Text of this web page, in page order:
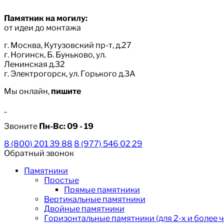
Памятник на могилу:
от идеи до монтажа
г. Москва, Кутузовский пр-т, д.27
г. Ногинск, Б. Буньково, ул.
Ленинская д.32
г. Электрогорск, ул. Горького д.3А
Мы онлайн, пишите
Звоните Пн-Вс:09 - 19
8 (800) 201 39 88 8 (977) 546 02 29
Обратный звонок
Памятники
Простые
Прямые памятники
Вертикальные памятники
Двойные памятники
Горизонтальные памятники (для 2-х и более